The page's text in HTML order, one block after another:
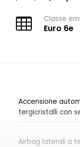
Classe
Euro 6e
Accensione
tergicristalli con
Airbag laterali a